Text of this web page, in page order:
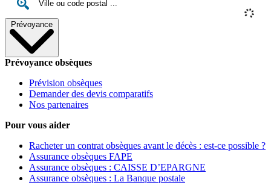
Prévoyance
Prévoyance obsèques
Prévision obsèques
Demander des devis comparatifs
Nos partenaires
Pour vous aider
Racheter un contrat obsèques avant le décès : est-ce possible ?
Assurance obsèques FAPE
Assurance obsèques : CAISSE D’EPARGNE
Assurance obsèques : La Banque postale